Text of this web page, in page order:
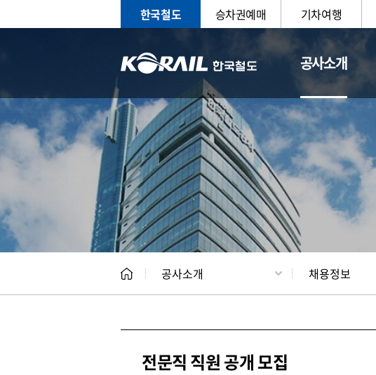
한국철도 승차권예매 기차여행
공사소개
CEO 일반현황
공사소개 채용정보
전문직 직원 공개 모집